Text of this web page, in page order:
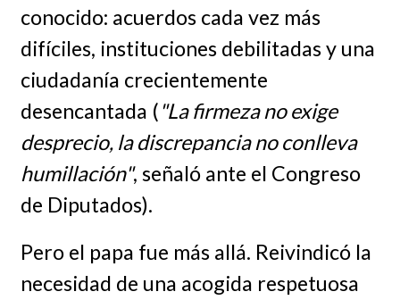
conocido: acuerdos cada vez más
difíciles, instituciones debilitadas y una
ciudadanía crecientemente
desencantada ("La firmeza no exige
desprecio, la discrepancia no conlleva
humillación", señaló ante el Congreso
de Diputados).
Pero el papa fue más allá. Reivindicó la
necesidad de una acogida respetuosa